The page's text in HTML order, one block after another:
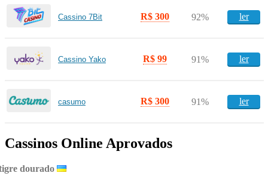
Cassino 7Bit R$ 300 92% ler
Cassino Yako R$ 99 91% ler
casumo R$ 300 91% ler
Cassinos Online Aprovados
dourado